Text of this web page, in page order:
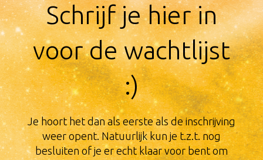
​Schrijf je hier in
voor ​de wachtlijst
:)
​Je hoort het dan als eerste als de inschrijving
weer opent. Natuurlijk kun je t.z.t. nog
besluiten of je er echt klaar voor bent om